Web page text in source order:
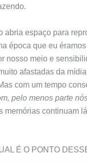
abria espaço para
época que eu
nosso meio e
afastadas da
com um tempo
pelo menos parte
memórias continuam
É O PONTO